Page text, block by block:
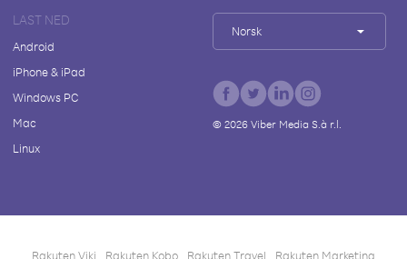
LAST NED
Android
iPhone & iPad
Windows PC
Mac
Linux
Norsk
© 2026Viber Media S.à r.l.
Rakuten Viki Rakuten Kobo Rakuten Travel Rakuten Marketing